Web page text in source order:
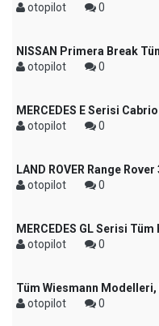
otopilot
0
NISSAN Primera Break
otopilot
0
MERCEDES E Serisi
otopilot
0
LAND ROVER Range
otopilot
0
MERCEDES GL Serisi
otopilot
0
Tüm Wiesmann Modelleri,
otopilot
0